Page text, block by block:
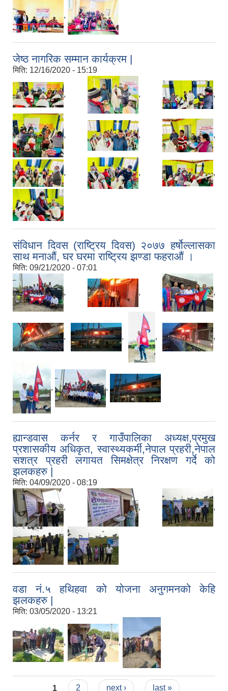
,
जेष्ठ नागरिक सम्मान कार्यक्रम |
मिति: 12/16/2020 - 15:19
, , ,
, , ,
, , ,
संविधान दिवस (राष्ट्रिय दिवस) २०७७ हर्षोल्लासका
साथ मनाऔं, घर घरमा राष्ट्रिय झण्डा फहराऔं ।
मिति: 09/21/2020 - 07:01
, , ,
, , , ,
, ,
ह्यान्डवास कर्नर र गाउँपालिका अध्यक्ष,प्रमुख
प्रशासकीय अधिकृत, स्वास्थ्यकर्मी,नेपाल प्रहरी,नेपाल
सशत्र प्रहरी लगायत सिमक्षेत्र निरक्षण गर्दे को
झलकहरु |
मिति: 04/09/2020 - 08:19
, , ,
,
वडा नं.५ हथिहवा को योजना अनुगमनको केहि
झलकहरु |
मिति: 03/05/2020 - 13:21
, ,
1 2 next › last »